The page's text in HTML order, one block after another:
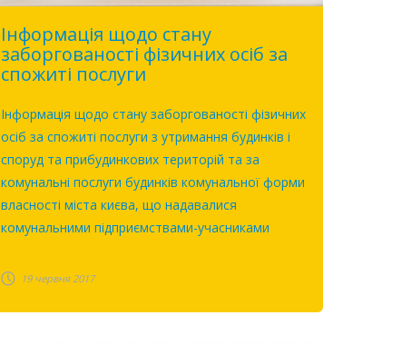
Інформація щодо стану
заборгованості фізичних осіб за
спожиті послуги
Інформація щодо стану заборгованості фізичних
осіб за спожиті послуги з утримання будинків і
споруд та прибудинкових територій та за
комунальні послуги будинків комунальної форми
власності міста києва, що надавалися
комунальними підприємствами-учасниками
19 червня 2017